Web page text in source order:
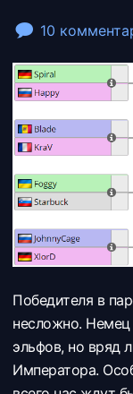
10
Победителя в
несложно. Немец
эльфов, но вряд
Императора.